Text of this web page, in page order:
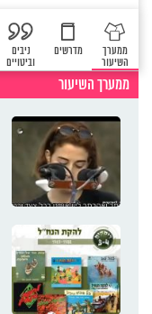
ממערך
השיעור
מדרשים
ניבים
וביטויים
ממערך השיעור